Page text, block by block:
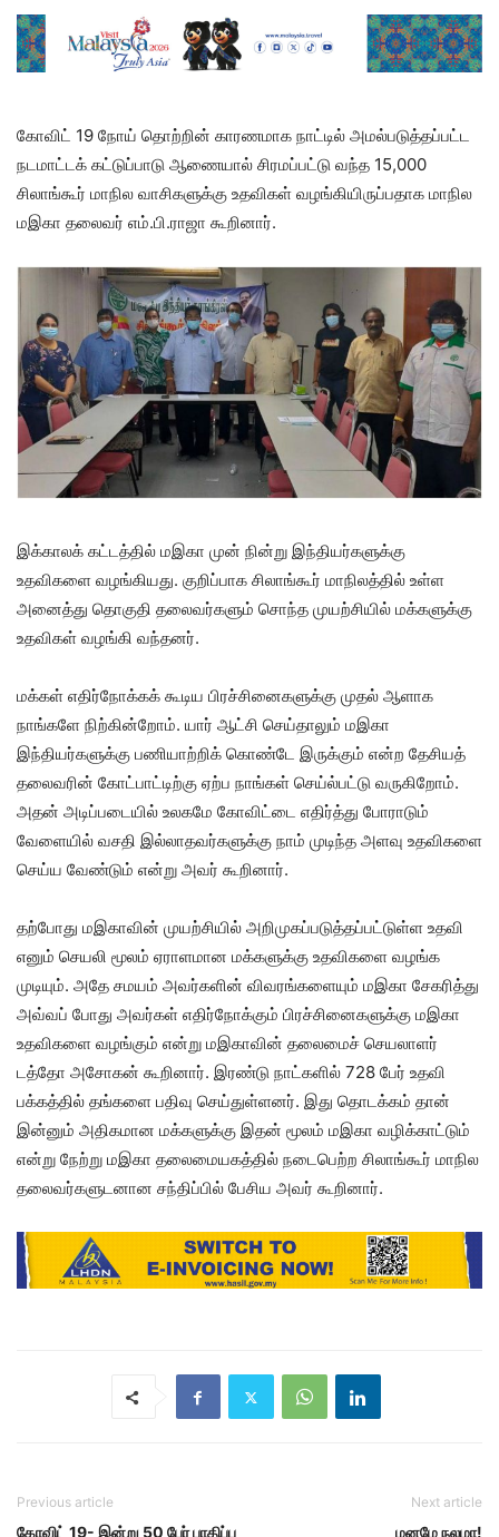
கோவிட் 19 நோய் தொற்றின் காரணமாக நாட்டில் அமல்படுத்தப்பட்ட
நடமாட்டக் கட்டுப்பாடு ஆணையால் சிரமப்பட்டு வந்த 15,000
சிலாங்கூர் மாநில வாசிகளுக்கு உதவிகள் வழங்கியிருப்பதாக மாநில
மஇகா தலைவர் எம்.பி.ராஜா கூறினார்.
இக்காலக் கட்டத்தில் மஇகா முன் நின்று இந்தியர்களுக்கு
உதவிகளை வழங்கியது. குறிப்பாக சிலாங்கூர் மாநிலத்தில் உள்ள
அனைத்து தொகுதி தலைவர்களும் சொந்த முயற்சியில் மக்களுக்கு
உதவிகள் வழங்கி வந்தனர்.
மக்கள் எதிர்நோக்கக் கூடிய பிரச்சினைகளுக்கு முதல் ஆளாக
நாங்களே நிற்கின்றோம். யார் ஆட்சி செய்தாலும் மஇகா
இந்தியர்களுக்கு பணியாற்றிக் கொண்டே இருக்கும் என்ற தேசியத்
தலைவரின் கோட்பாட்டிற்கு ஏற்ப நாங்கள் செய்ல்பட்டு வருகிறோம்.
அதன் அடிப்படையில் உலகமே கோவிட்டை எதிர்த்து போராடும்
வேளையில் வசதி இல்லாதவர்களுக்கு நாம் முடிந்த அளவு உதவிகளை
செய்ய வேண்டும் என்று அவர் கூறினார்.
தற்போது மஇகாவின் முயற்சியில் அறிமுகப்படுத்தப்பட்டுள்ள உதவி
எனும் செயலி மூலம் ஏராளமான மக்களுக்கு உதவிகளை வழங்க
முடியும். அதே சமயம் அவர்களின் விவரங்களையும் மஇகா சேகரித்து
அவ்வப் போது அவர்கள் எதிர்நோக்கும் பிரச்சினைகளுக்கு மஇகா
உதவிகளை வழங்கும் என்று மஇகாவின் தலைமைச் செயலாளர்
டத்தோ அசோகன் கூறினார். இரண்டு நாட்களில் 728 பேர் உதவி
பக்கத்தில் தங்களை பதிவு செய்துள்ளனர். இது தொடக்கம் தான்
இன்னும் அதிகமான மக்களுக்கு இதன் மூலம் மஇகா வழிக்காட்டும்
என்று நேற்று மஇகா தலைமையகத்தில் நடைபெற்ற சிலாங்கூர் மாநில
தலைவர்களுடனான சந்திப்பில் பேசிய அவர் கூறினார்.
Previous article
கோவிட் 19- இன்று 50 பேர் பாதிப்பு
Next article
மனமே நலமா!